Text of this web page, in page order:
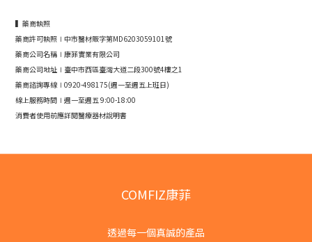
▍藥商執照
藥商許可執照∣中市醫材販字第MD6203059101號
藥商公司名稱∣康菲實業有限公司
藥商公司地址∣臺中市西區臺灣大道二段300號4樓之1
藥商諮詢專線∣0920-498175(週一至週五上班日)
線上服務時間∣週一至週五 9:00-18:00
消費者使用前應詳閱醫療器材說明書
COMFIZ康菲
透過每一個真誠的產品